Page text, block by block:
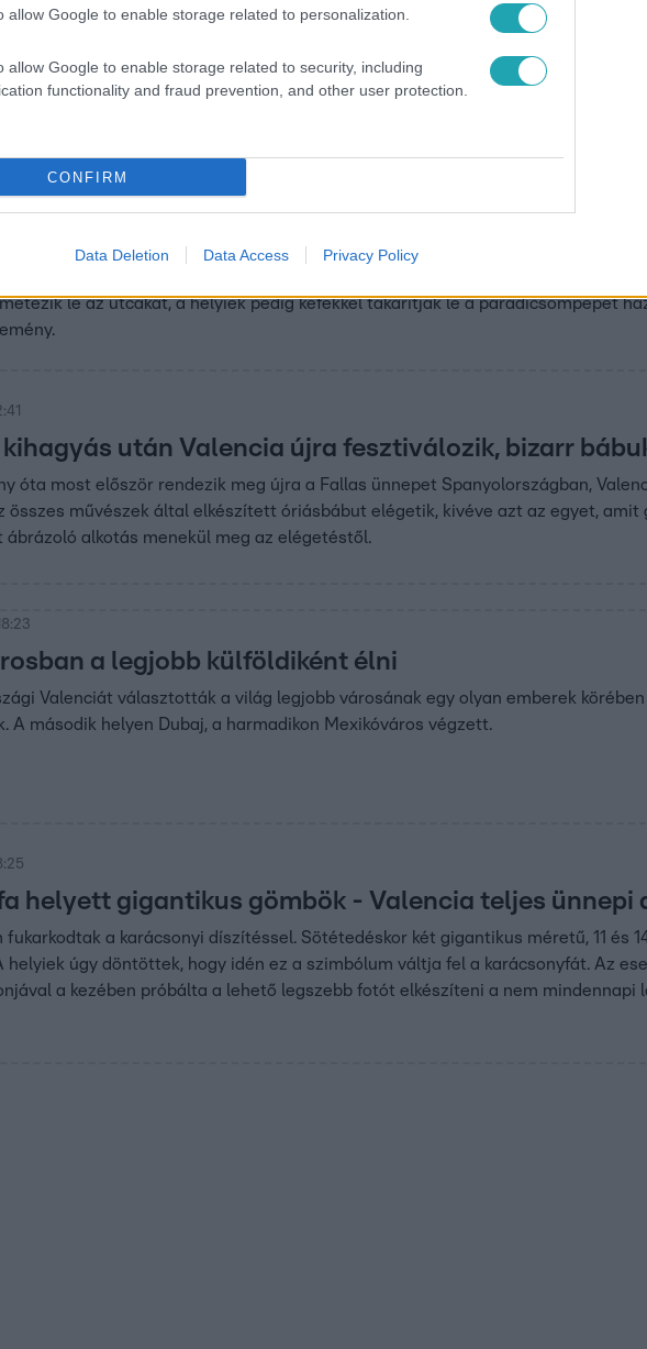
allow Google to enable storage related to personalization.
allow Google to enable storage related to security, including
functionality and fraud prevention, and other user protection.
CONFIRM
Data Deletion Data Access Privacy Policy
tetszett a másik botrányos viselkedése és
péppé egymást Spanyolországban – videón a La
fesztivált a spanyolországi Valencia közelében fekvő Buñol
szerdáján. A 76. évfordulóját ünneplő eseményre idén is több ezer ember
minőségű paradicsommal harcoljanak. Az egyórás paradicsomdobálás után
le az utcákat, a helyiek pedig kefékkel takarítják le a paradicsompépet
kihagyás után Valencia újra fesztiválozik, bizarr
óta most először rendezik meg újra a Fallas ünnepet Spanyolországban,
összes művészek által elkészített óriásbábut elégetik, kivéve azt az egyet, amit
ábrázoló alkotás menekül meg az elégetéstől.
a legjobb külföldiként élni
Valenciát választották a világ legjobb városának egy olyan emberek
A második helyen Dubaj, a harmadikon Mexikóváros végzett.
helyett gigantikus gömbök - Valencia teljes ünnepi
fukarkodtak a karácsonyi díszítéssel. Sötétedéskor két gigantikus méretű, 11 és
helyiek úgy döntöttek, hogy idén ez a szimbólum váltja fel a karácsonyfát. Az
a kezében próbálta a lehető legszebb fotót elkészíteni a nem mindennapi